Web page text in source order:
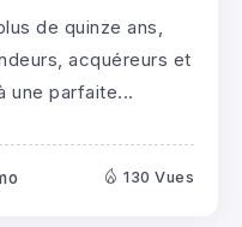
de quinze ans,
acquéreurs et
une parfaite...
130 Vues